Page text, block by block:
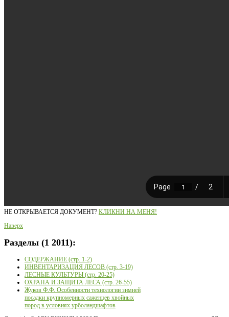
НЕ ОТКРЫВАЕТСЯ ДОКУМЕНТ? КЛИКНИ НА МЕНЯ!
Наверх
Разделы (1 2011):
СОДЕРЖАНИЕ (стр. 1-2)
ИНВЕНТАРИЗАЦИЯ ЛЕСОВ (стр. 3-19)
ЛЕСНЫЕ КУЛЬТУРЫ (стр. 20-25)
ОХРАНА И ЗАЩИТА ЛЕСА (стр. 26-55)
Жуков Ф.Ф. Особенности технологии зимней
посадки крупномерных саженцев хвойных
пород в условиях урболандшафтов